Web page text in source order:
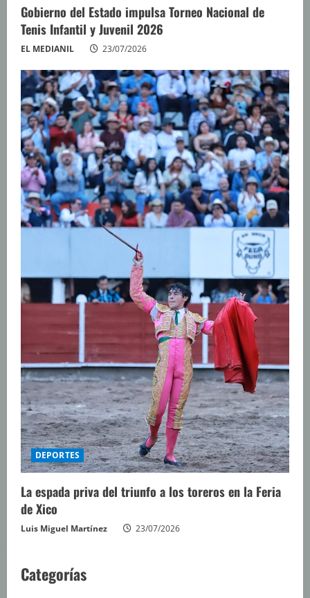
Gobierno del Estado impulsa Torneo Nacional de
Tenis Infantil y Juvenil 2026
EL MEDIANIL 23/07/2026
DEPORTES
La espada priva del triunfo a los toreros en la Feria
de Xico
Luis Miguel Martínez 23/07/2026
Categorías